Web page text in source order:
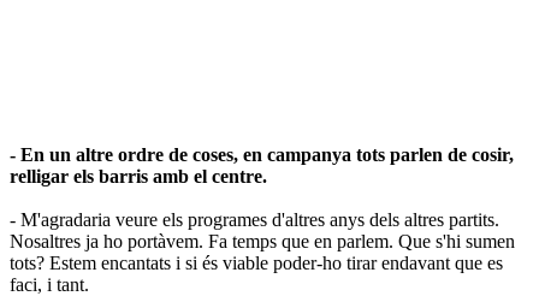
- En un altre ordre de coses, en campanya tots parlen de cosir,
relligar els barris amb el centre.
- M'agradaria veure els programes d'altres anys dels altres partits.
Nosaltres ja ho portàvem. Fa temps que en parlem. Que s'hi sumen
tots? Estem encantats i si és viable poder-ho tirar endavant que es
faci, i tant.